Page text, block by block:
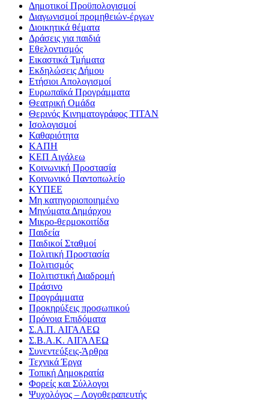
Δημοτικοί Προϋπολογισμοί
Διαγωνισμοί προμηθειών-έργων
Διοικητικά θέματα
Δράσεις για παιδιά
Εθελοντισμός
Εικαστικά Τμήματα
Εκδηλώσεις Δήμου
Ετήσιοι Απολογισμοί
Ευρωπαϊκά Προγράμματα
Θεατρική Ομάδα
Θερινός Κινηματογράφος ΤΙΤΑΝ
Ισολογισμοί
Καθαριότητα
ΚΑΠΗ
ΚΕΠ Αιγάλεω
Κοινωνική Προστασία
Κοινωνικό Παντοπωλείο
ΚΥΠΕΕ
Μη κατηγοριοποιημένο
Μηνύματα Δημάρχου
Μικρο-θερμοκοιτίδα
Παιδεία
Παιδικοί Σταθμοί
Πολιτική Προστασία
Πολιτισμός
Πολιτιστική Διαδρομή
Πράσινο
Προγράμματα
Προκηρύξεις προσωπικού
Πρόνοια Επιδόματα
Σ.Α.Π. ΑΙΓΑΛΕΩ
Σ.Β.Α.Κ. ΑΙΓΑΛΕΩ
Συνεντεύξεις-Άρθρα
Τεχνικά Έργα
Τοπική Δημοκρατία
Φορείς και Σύλλογοι
Ψυχολόγος – Λογοθεραπευτής